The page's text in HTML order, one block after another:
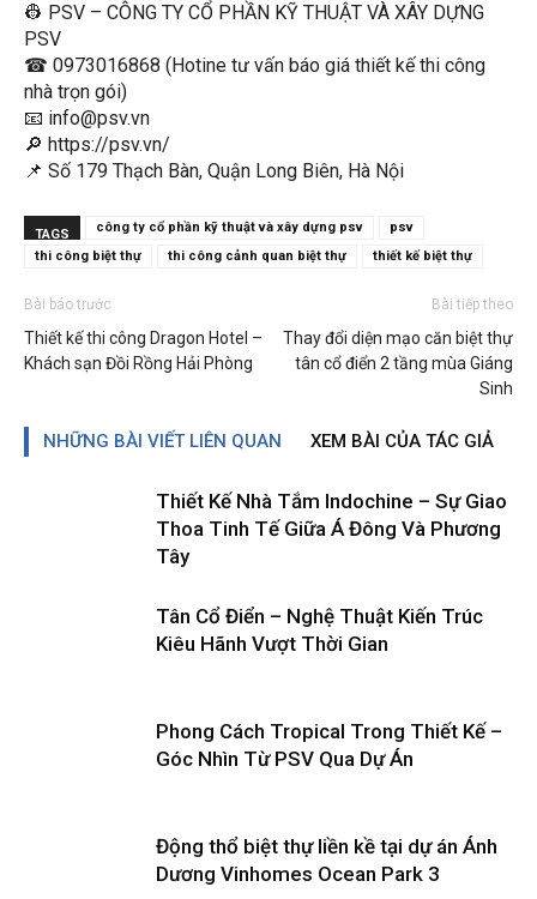
👷 PSV – CÔNG TY CỔ PHẦN KỸ THUẬT VÀ XÂY DỰNG
PSV
☎ 0973016868 (Hotine tư vấn báo giá thiết kế thi công
nhà trọn gói)
📧 info@psv.vn
🔎 https://psv.vn/
📌 Số 179 Thạch Bàn, Quận Long Biên, Hà Nội
TAGS công ty cổ phần kỹ thuật và xây dựng psv
psv
thi công biệt thự
thi công cảnh quan biệt thự thiết kế biệt thự
Bài báo trước
Thiết kế thi công Dragon Hotel –
Khách sạn Đồi Rồng Hải Phòng
Bài tiếp theo
Thay đổi diện mạo căn biệt thự
tân cổ điển 2 tầng mùa Giáng
Sinh
NHỮNG BÀI VIẾT LIÊN QUAN XEM BÀI CỦA TÁC GIẢ
Thiết Kế Nhà Tắm Indochine – Sự Giao
Thoa Tinh Tế Giữa Á Đông Và Phương
Tây
Tân Cổ Điển – Nghệ Thuật Kiến Trúc
Kiêu Hãnh Vượt Thời Gian
Phong Cách Tropical Trong Thiết Kế –
Góc Nhìn Từ PSV Qua Dự Án
Động thổ biệt thự liền kề tại dự án Ánh
Dương Vinhomes Ocean Park 3